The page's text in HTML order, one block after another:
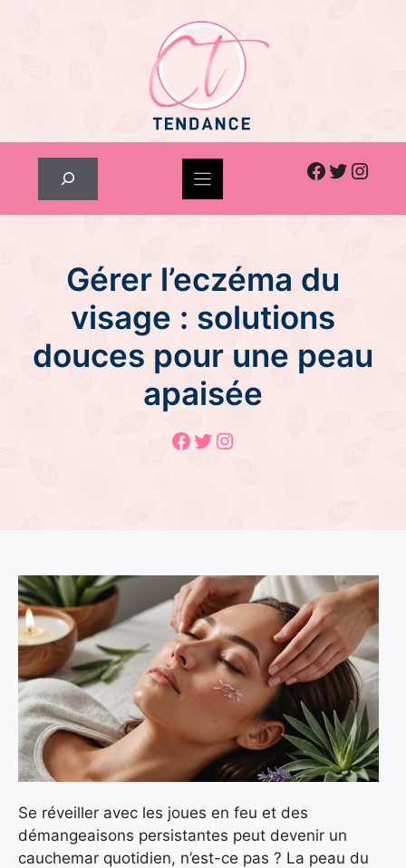
Facebook
Twitter
Gérer l’eczéma du
visage : solutions
douces pour une peau
apaisée
Facebook
Twitter
Instagram
Se réveiller avec les joues en feu et des
démangeaisons persistantes peut devenir un
cauchemar quotidien, n’est-ce pas ? La peau du